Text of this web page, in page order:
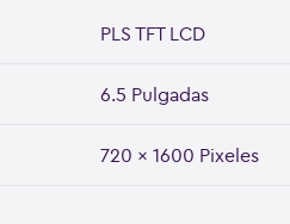
PLS TFT LCD
6.5 Pulgadas
720 x 1600 Pixeles